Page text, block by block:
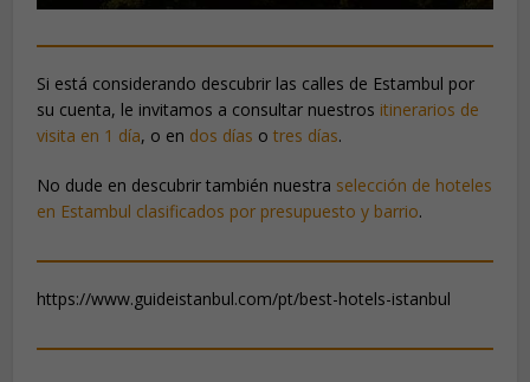
Si está considerando descubrir las calles de Estambul por
su cuenta, le invitamos a consultar nuestros itinerarios de
visita en 1 día, o en dos días otres días.
No dude en descubrir también nuestra selección de hoteles
en Estambul clasificados por presupuesto y barrio.
https://www.guideistanbul.com/pt/best-hotels-istanbul